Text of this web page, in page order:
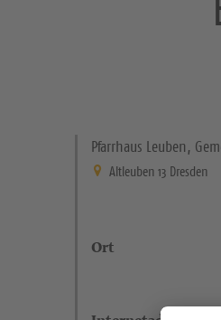
Pfarrhaus Leuben,
Altleuben 13 Dresden
Ort